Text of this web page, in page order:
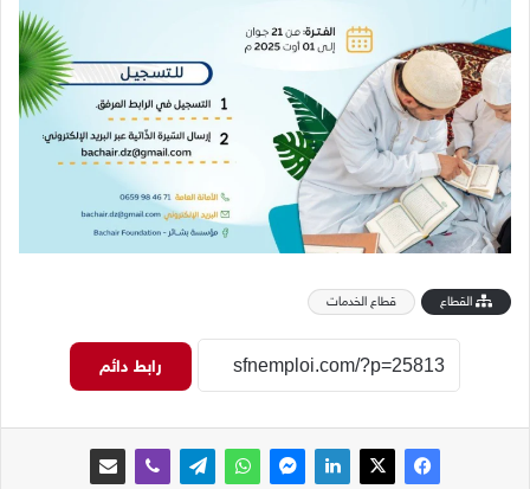
القطاع قطاع الخدمات
رابط دائم